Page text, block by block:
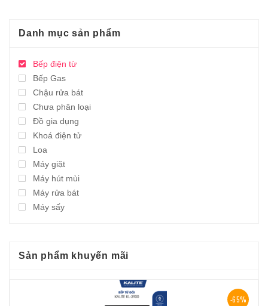
Danh mục sản phẩm
Bếp điện từ
Bếp Gas
Chậu rửa bát
Chưa phân loại
Đồ gia dụng
Khoá điện tử
Loa
Máy giặt
Máy hút mùi
Máy rửa bát
Máy sấy
Sản phẩm khuyến mãi
-65%